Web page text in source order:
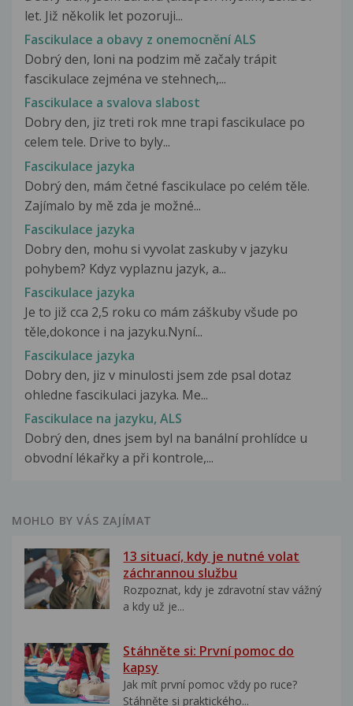
let. Již několik let pozoruji...
Fascikulace a obavy z onemocnění ALS
Dobrý den, loni na podzim mě začaly trápit
fascikulace zejména ve stehnech,...
Fascikulace a svalova slabost
Dobry den, jiz treti rok mne trapi fascikulace po
celem tele. Drive to byly...
Fascikulace jazyka
Dobrý den, mám četné fascikulace po celém těle.
Zajímalo by mě zda je možné...
Fascikulace jazyka
Dobry den, mohu si vyvolat zaskuby v jazyku
pohybem? Kdyz vyplaznu jazyk, a...
Fascikulace jazyka
Je to již cca 2,5 roku co mám záškuby všude po
těle,dokonce i na jazyku.Nyní...
Fascikulace jazyka
Dobry den, jiz v minulosti jsem zde psal dotaz
ohledne fascikulaci jazyka. Me...
Fascikulace na jazyku, ALS
Dobrý den, dnes jsem byl na banální prohlídce u
obvodní lékařky a při kontrole,...
MOHLO BY VÁS ZAJÍMAT
13 situací, kdy je nutné volat
záchrannou službu
Rozpoznat, kdy je zdravotní stav vážný
a kdy už je...
Stáhněte si: První pomoc do
kapsy
Jak mít první pomoc vždy po ruce?
Stáhněte si praktického...